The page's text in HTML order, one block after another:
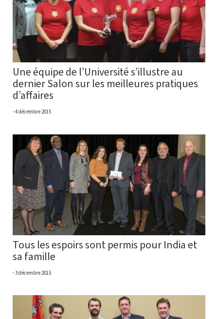
Une équipe de l’Université s’illustre au
dernier Salon sur les meilleures pratiques
d’affaires
4 décembre 2015
Tous les espoirs sont permis pour India et
sa famille
3 décembre 2015